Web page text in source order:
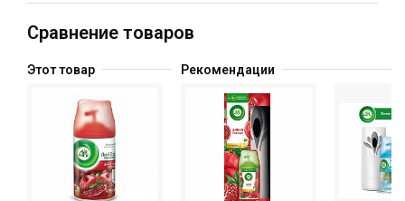
Сравнение товаров
Этот товар Рекомендации